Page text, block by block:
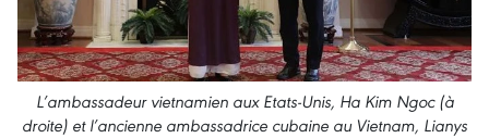
L’ambassadeur vietnamien aux Etats-Unis, Ha Kim Ngoc (à
droite) et l’ancienne ambassadrice cubaine au Vietnam, Lianys